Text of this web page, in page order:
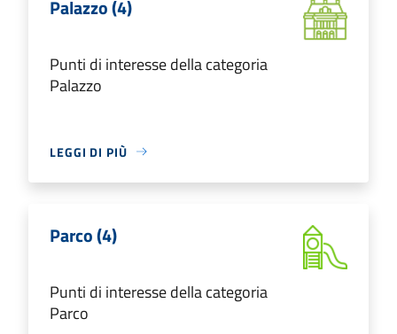
Palazzo (4)
Punti di interesse della categoria
Palazzo
LEGGI DI PIÙ
Parco (4)
Punti di interesse della categoria
Parco